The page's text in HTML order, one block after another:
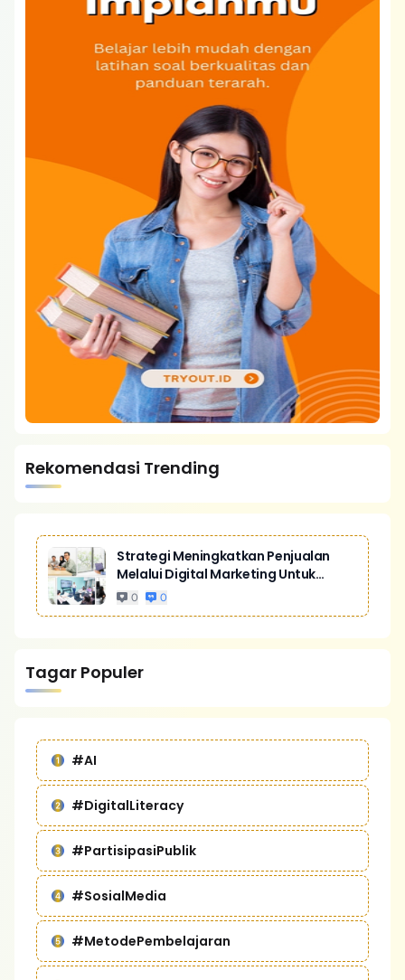
Rekomendasi Trending
Strategi Meningkatkan Penjualan
Melalui Digital Marketing Untuk
Bisnis Yang Lebih Kompetitif
0 0
Tagar Populer
#AI
#DigitalLiteracy
#PartisipasiPublik
#SosialMedia
#MetodePembelajaran